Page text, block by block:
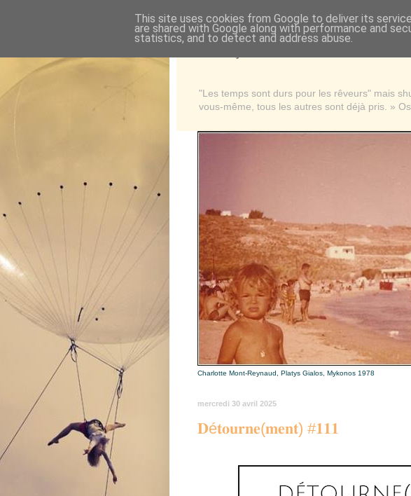
"Les temps sont durs pour les rêveurs" mais
vous-même, tous les autres sont déjà pris. »
Charlotte Mont-Reynaud, Platys Gialos, Mykonos 1978
mercredi 30 avril 2025
𝐃é𝐭𝐨𝐮𝐫𝐧𝐞(𝐦𝐞𝐧𝐭) #𝟏𝟏𝟏
This site uses cookies from Google to deliver its
are shared with Google along with performance and
statistics, and to detect and address abuse.